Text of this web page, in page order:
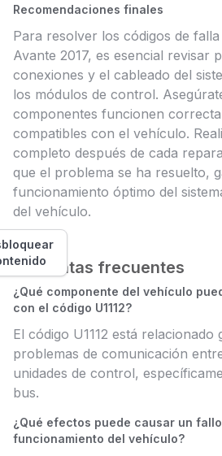
Recomendaciones finales
Para resolver los códigos de falla
Avante 2017, es esencial revisar
conexiones y el cableado del
los módulos de control.
componentes funcionen
compatibles con el vehículo.
completo después de cada
que el problema se ha resuelto,
funcionamiento óptimo del
del vehículo.
Preguntas frecuentes
¿Qué componente del vehículo
con el código U1112?
El código U1112 está
problemas de comunicación
unidades de control,
bus.
¿Qué efectos puede causar un fallo
funcionamiento del vehículo?